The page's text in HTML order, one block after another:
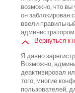
возможно, что вы
он заблокирован
ввели
Вернуться к
Я давно
Возможно,
деактивировал
того, многие
пользователей,